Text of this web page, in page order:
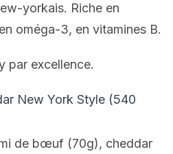
yorkais. Riche en
oméga-3, en vitamines B.
par excellence.
New York Style (540
de bœuf (70g), cheddar